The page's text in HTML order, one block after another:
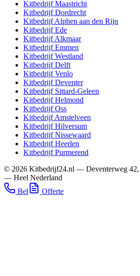
KitbedrijfMaastricht
KitbedrijfDordrecht
KitbedrijfAlphen aan den Rijn
KitbedrijfEde
KitbedrijfAlkmaar
KitbedrijfEmmen
KitbedrijfWestland
KitbedrijfDelft
KitbedrijfVenlo
KitbedrijfDeventer
Kitbedrijf Sittard-Geleen
KitbedrijfHelmond
KitbedrijfOss
KitbedrijfAmstelveen
KitbedrijfHilversum
KitbedrijfNissewaard
KitbedrijfHeerlen
KitbedrijfPurmerend
© 2026 Kitbedrijf24.nl — Deventerweg 42,
— Heel Nederland
Bel
Offerte